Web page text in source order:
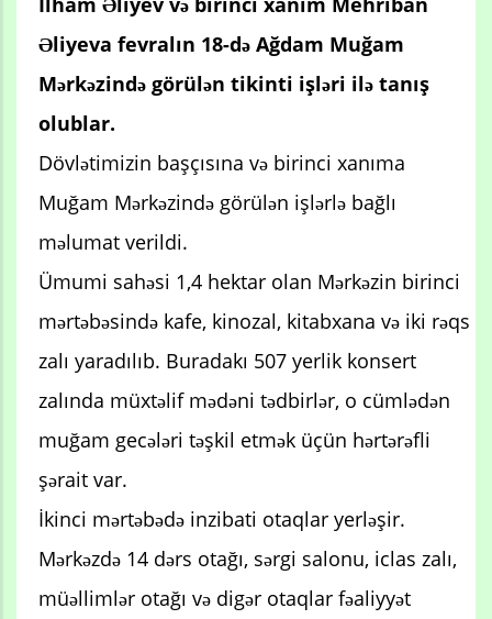
Əliyeva fevralın 18-də Ağdam Muğam
Mərkəzində görülən tikinti işləri ilə tanış
olublar.
Dövlətimizin başçısına və birinci xanıma
Muğam Mərkəzində görülən işlərlə bağlı
məlumat verildi.
Ümumi sahəsi 1,4 hektar olan Mərkəzin birinci
mərtəbəsində kafe, kinozal, kitabxana və iki rəqs
zalı yaradılıb. Buradakı 507 yerlik konsert
zalında müxtəlif mədəni tədbirlər, o cümlədən
muğam gecələri təşkil etmək üçün hərtərəfli
şərait var.
İkinci mərtəbədə inzibati otaqlar yerləşir.
Mərkəzdə 14 dərs otağı, sərgi salonu, iclas zalı,
müəllimlər otağı və digər otaqlar fəaliyyət